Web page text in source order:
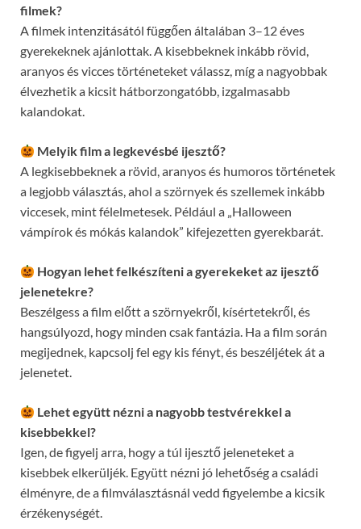
filmek?
A filmek intenzitásától függően általában 3–12 éves
gyerekeknek ajánlottak. A kisebbeknek inkább rövid,
aranyos és vicces történeteket válassz, míg a nagyobbak
élvezhetik a kicsit hátborzongatóbb, izgalmasabb
kalandokat.
Melyik film a legkevésbé ijesztő?
A legkisebbeknek a rövid, aranyos és humoros történetek
a legjobb választás, ahol a szörnyek és szellemek inkább
viccesek, mint félelmetesek. Például a „Halloween
vámpírok és mókás kalandok” kifejezetten gyerekbarát.
Hogyan lehet felkészíteni a gyerekeket az ijesztő
jelenetekre?
Beszélgess a film előtt a szörnyekről, kísértetekről, és
hangsúlyozd, hogy minden csak fantázia. Ha a film során
megijednek, kapcsolj fel egy kis fényt, és beszéljétek át a
jelenetet.
Lehet együtt nézni a nagyobb testvérekkel a
kisebbekkel?
Igen, de figyelj arra, hogy a túl ijesztő jeleneteket a
kisebbek elkerüljék. Együtt nézni jó lehetőség a családi
élményre, de a filmválasztásnál vedd figyelembe a kicsik
érzékenységét.